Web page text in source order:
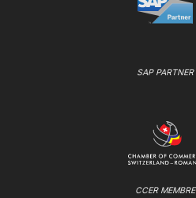
SAP PARTNER
CCER MEMBRE